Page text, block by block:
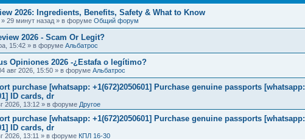
2026: Ingredients, Benefits, Safety & What to Know
» 29 минут назад » в форуме Общий форум
2026 - Scam Or Legit?
15:42 » в форуме Альбатрос
Opiniones 2026 -¿Estafa o legítimo?
авг 2026, 15:50 » в форуме Альбатрос
purchase [whatsapp: +1(672)2050601] Purchase genuine passports [whatsapp:
ID cards, dr
2026, 13:12 » в форуме Другое
purchase [whatsapp: +1(672)2050601] Purchase genuine passports [whatsapp:
ID cards, dr
2026, 13:11 » в форуме КПЛ 16-30